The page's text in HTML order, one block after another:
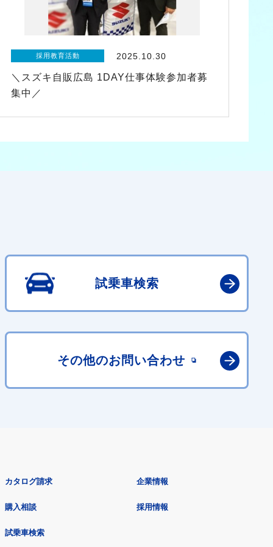
採用教育活動 2025.10.30
＼スズキ自販広島 1DAY仕事体験参加者募
集中／
試乗車検索
その他のお問い合わせ
カタログ請求
購入相談
試乗車検索
企業情報
採用情報